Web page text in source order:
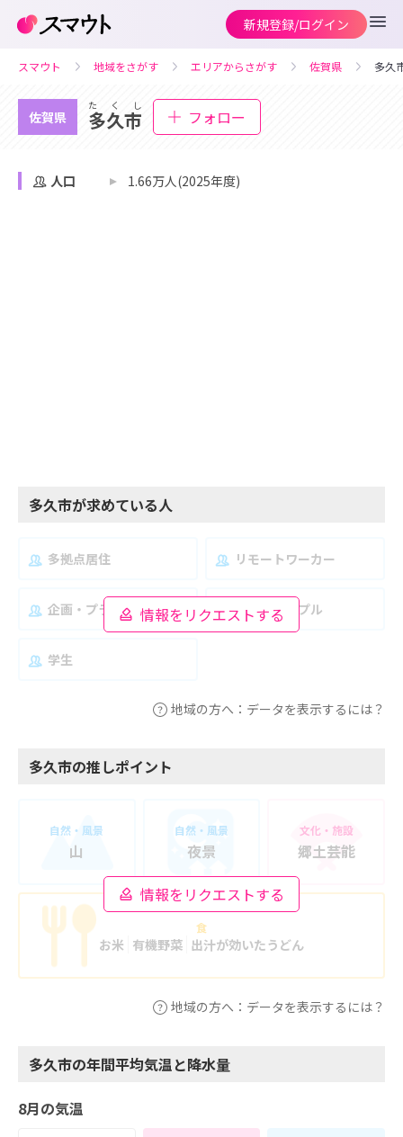
新規登録/ログイン
スマウト 地域をさがす エリアからさがす 佐賀県 多久
佐賀県
たくし
多久市 フォロー
人口 1.66万人(2025年度)
多久市が求めている人
情報をリクエストする
多拠点居住 リモートワーカー
企画・プランナー 夫婦・カップル
学生
地域の方へ：データを表示するには？
多久市の推しポイント
情報をリクエストする
自然・風景
山
自然・風景
夜景
文化・施設
郷土芸能
食
お米 有機野菜 出汁が効いたうどん
地域の方へ：データを表示するには？
多久市の年間平均気温と降水量
8月の気温